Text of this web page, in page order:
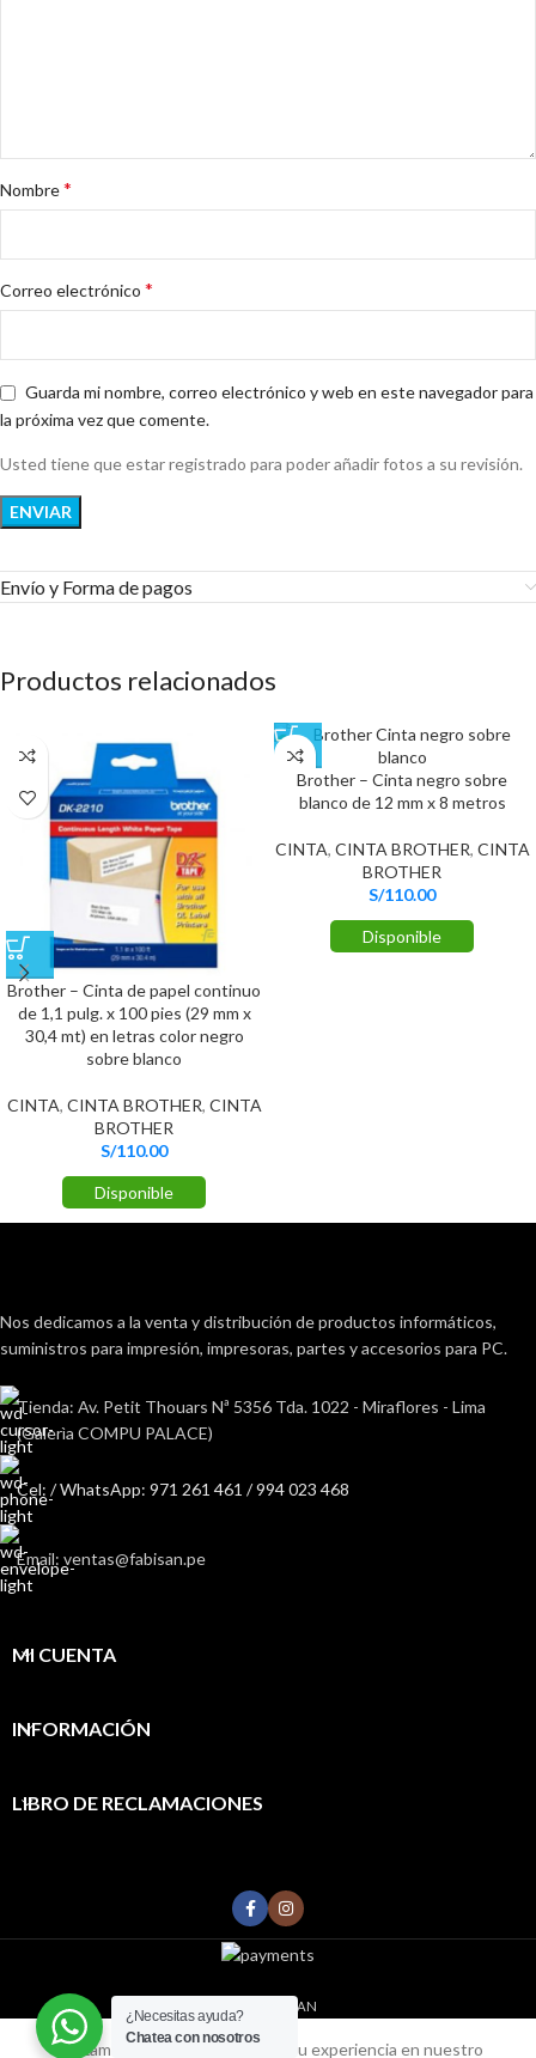
Nombre*
Correo electrónico *
Guarda mi nombre, correo electrónico y web en este navegador para
la próxima vez que comente.
Usted tiene que estar registrado para poder añadir fotos a su revisión.
Envío y Forma de pagos​
Productos relacionados
Brother – Cinta de papel continuo
de 1,1 pulg. x 100 pies (29 mm x
30,4 mt) en letras color negro
sobre blanco
CINTA, CINTA BROTHER, CINTA
BROTHER
S/110.00
Disponible
Brother – Cinta negro sobre
blanco de 12 mm x 8 metros
CINTA, CINTA BROTHER, CINTA
BROTHER
S/110.00
Disponible
Nos dedicamos a la venta y distribución de productos informáticos,
suministros para impresión, impresoras, partes y accesorios para PC.
Tienda: Av. Petit Thouars Nª 5356 Tda. 1022 - Miraflores - Lima
(Galerìa COMPU PALACE)
Cel: / WhatsApp: 971 261 461 / 994 023 468
Email: ventas@fabisan.pe
MI CUENTA
INFORMACIÓN
LIBRO DE RECLAMACIONES
FABISAN
Utilizamos cookies para mejorar su experiencia en nuestro
¿Necesitas ayuda?
Chatea con nosotros
0